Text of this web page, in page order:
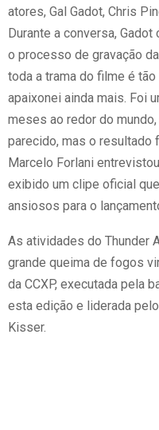
atores, Gal Gadot, Chris
Durante a conversa,
o processo de gravação
toda a trama do filme é
apaixonei ainda mais. Foi
meses ao redor do
parecido, mas o resultado
Marcelo Forlani
exibido um clipe oficial
ansiosos para o
As atividades do Thunder
grande queima de fogos
da CCXP, executada pela
esta edição e liderada
Kisser.